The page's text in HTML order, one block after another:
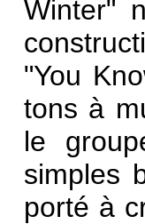
Winter"
"You
tons à
le
simples
porté à